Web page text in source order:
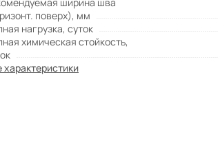
поверх), мм
нагрузка, суток
химическая стойкость,
характеристики